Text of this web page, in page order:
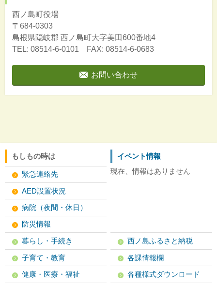
西ノ島町役場
〒684-0303
島根県隠岐郡 西ノ島町大字美田600番地4
TEL: 08514-6-0101 FAX: 08514-6-0683
お問い合わせ
もしもの時は
緊急連絡先
AED設置状況
病院（夜間・休日）
防災情報
イベント情報
現在、情報はありません
暮らし・手続き
子育て・教育
健康・医療・福祉
西ノ島ふるさと納税
各課情報欄
各種様式ダウンロード